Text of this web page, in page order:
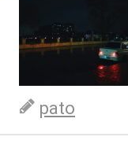
pato